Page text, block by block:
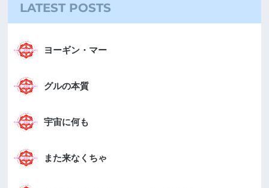
LATEST POSTS
ヨーギン・マー
グルの本質
宇宙に何も
また来なくちゃ